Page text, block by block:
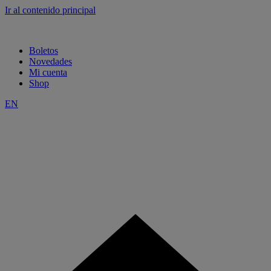
Ir al contenido principal
Boletos
Novedades
Mi cuenta
Shop
EN